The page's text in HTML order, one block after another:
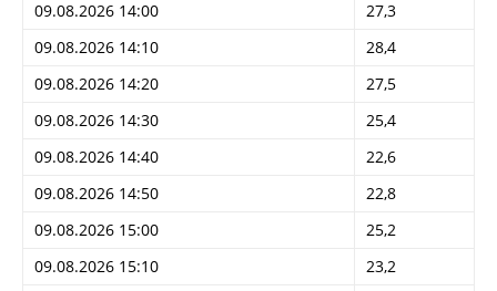
09.08.2026 14:00
27,3
09.08.2026 14:10
28,4
09.08.2026 14:20
27,5
09.08.2026 14:30
25,4
09.08.2026 14:40
22,6
09.08.2026 14:50
22,8
09.08.2026 15:00
25,2
09.08.2026 15:10
23,2